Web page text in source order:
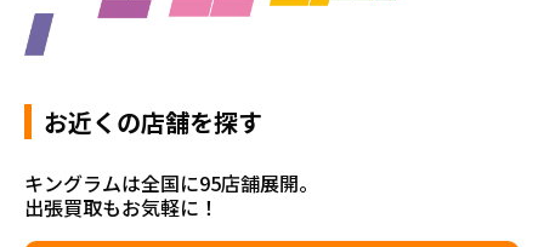
お近くの店舗を探す
キングラムは全国に95店舗展開。
出張買取もお気軽に！